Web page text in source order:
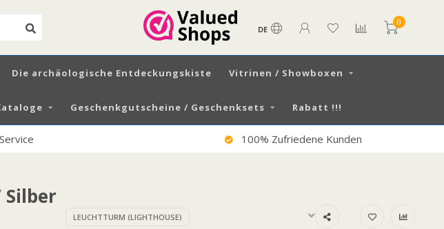
DE
0
Die archäologische Entdeckungskiste Vitrinen / Showboxen
Geschenkgutscheine / Geschenksets Rabatt !!!
Kunden Versand DE € 7,99 / AT € 13,50
Silber
LEUCHTTURM (LIGHTHOUSE)